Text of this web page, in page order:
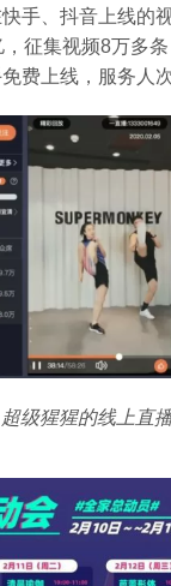
手、抖音上线的
征集视频8万多
费上线，服务人
超级猩猩的线上直